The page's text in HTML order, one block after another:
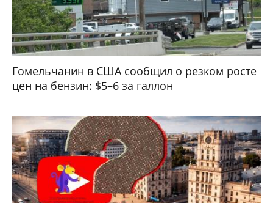
Гомельчанин в США сообщил о резком росте
цен на бензин: $5–6 за галлон